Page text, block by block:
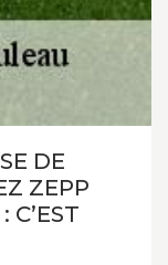
DE
ZEPP
C’EST